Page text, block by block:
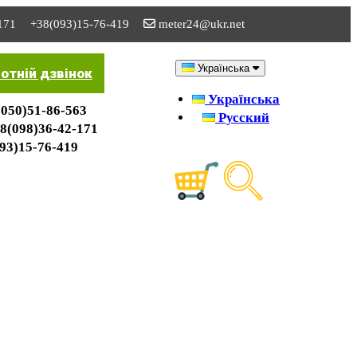
+38(093)15-76-419
meter24@ukr.net
дзвінок
86-563
42-171
76-419
Українська
Українська
Русский